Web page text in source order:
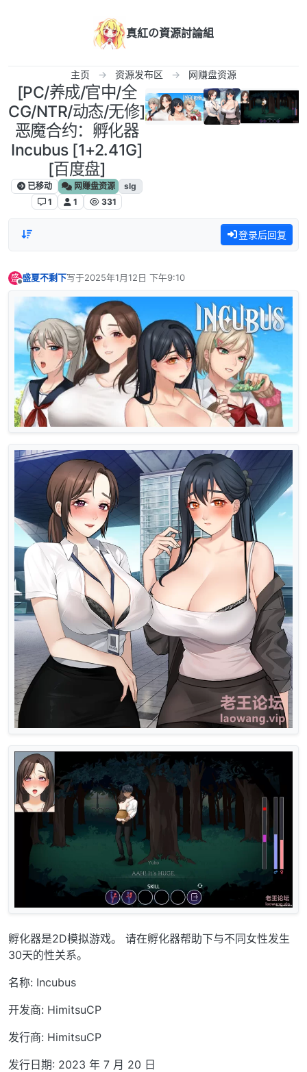
真紅の資源討論組
主页 资源发布区 网赚盘资源
[PC/养成/官中/全
CG/NTR/动态/无修]
恶魔合约：孵化器
Incubus [1+2.41G]
[百度盘]
已移动 网赚盘资源
slg
1
1 331
登录后回复
盛 盛夏不剩下写于2025年1月12日 下午9:10
最后由 编辑
孵化器是2D模拟游戏。 请在孵化器帮助下与不同女性发生
30天的性关系。
名称: Incubus
开发商: HimitsuCP
发行商: HimitsuCP
发行日期: 2023 年 7 月 20 日